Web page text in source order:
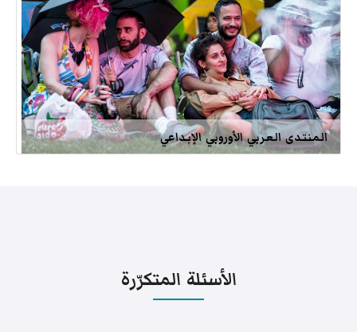
المنتدى العربي الأوروبي الإبداعي
الأسئلة المتكرّرة